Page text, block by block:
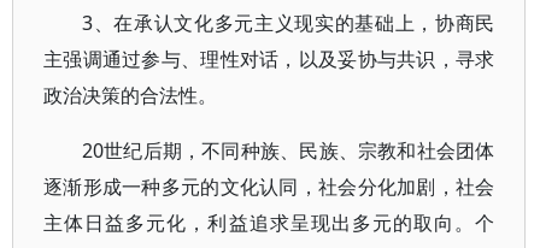
3、在承认文化多元主义现实的基础上，协商民
主强调通过参与、理性对话，以及妥协与共识，寻求
政治决策的合法性。
20世纪后期，不同种族、民族、宗教和社会团体
逐渐形成一种多元的文化认同，社会分化加剧，社会
主体日益多元化，利益追求呈现出多元的取向。个